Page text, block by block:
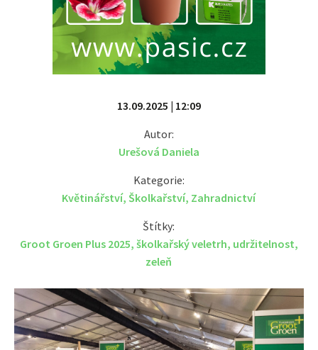
13.09.2025 | 12:09
Autor:
Urešová Daniela
Kategorie:
Květinářství, Školkařství, Zahradnictví
Štítky:
Groot Groen Plus 2025, školkařský veletrh, udržitelnost,
zeleň